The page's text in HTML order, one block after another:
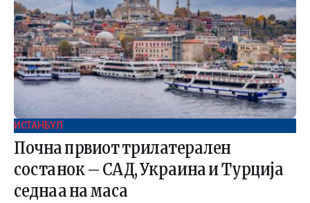
ИСТАНБУЛ
Почна првиот трилатерален
состанок – САД, Украина и Турција
седнаа на маса